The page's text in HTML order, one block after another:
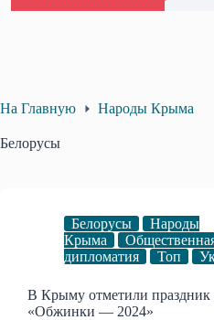
На Главную Народы Крыма
Белорусы
Белорусы
Народы
Крыма
дипломатия
Топ
В Крыму отметили праздник
«Обжинки — 2024»